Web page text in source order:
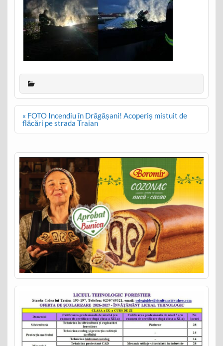
Post
navigation
« FOTO Incendiu în Drăgășani! Acoperiș mistuit de
flăcări pe strada Traian